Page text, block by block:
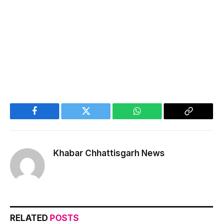
Facebook Twitter WhatsApp
Copy
Khabar Chhattisgarh News
RELATED POSTS